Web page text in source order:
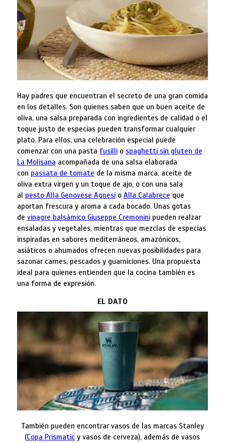
Hay padres que encuentran el secreto de una gran comida
en los detalles. Son quienes saben que un buen aceite de
oliva, una salsa preparada con ingredientes de calidad o el
toque justo de especias pueden transformar cualquier
plato. Para ellos, una celebración especial puede
comenzar con una pasta fusillio spaghetti sin gluten de
La Molisana acompañada de una salsa elaborada
con passata de tomate de la misma marca, aceite de
oliva extra virgen y un toque de ajo, o con una sala
al pesto Alla Genovese Agnesio Alla Calabrece que
aportan frescura y aroma a cada bocado. Unas gotas
de vinagre balsámico Giuseppe Cremoninipueden realzar
ensaladas y vegetales, mientras que mezclas de especias
inspiradas en sabores mediterráneos, amazónicos,
asiáticos o ahumados ofrecen nuevas posibilidades para
sazonar carnes, pescados y guarniciones. Una propuesta
ideal para quienes entienden que la cocina también es
una forma de expresión.
EL DATO
También pueden encontrar vasos de las marcas Stanley
(Copa Prismatic y vasos de cerveza), además de vasos